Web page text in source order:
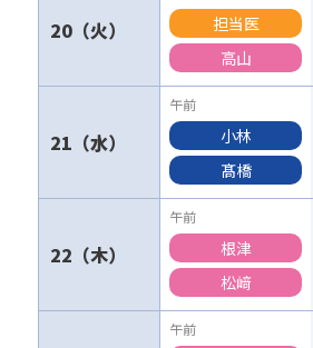
20
担当医
高山
21
小林
髙橋
22
根津
松﨑